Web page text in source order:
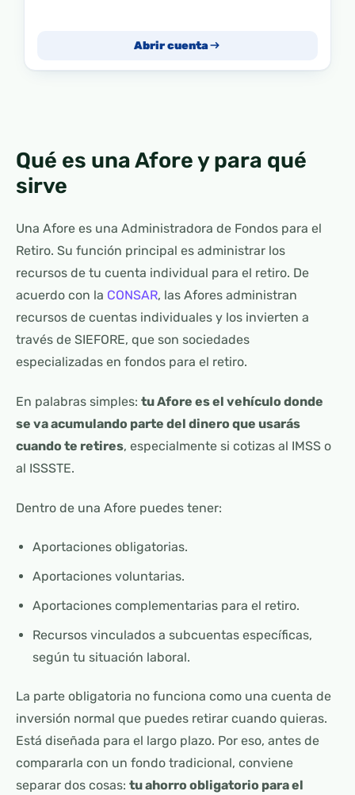
Abrir cuenta
Qué es una Afore y para qué
sirve
Una Afore es una Administradora de Fondos para el
Retiro. Su función principal es administrar los
recursos de tu cuenta individual para el retiro. De
acuerdo con la CONSAR, las Afores administran
recursos de cuentas individuales y los invierten a
través de SIEFORE, que son sociedades
especializadas en fondos para el retiro.
En palabras simples: tu Afore es el vehículo donde
se va acumulando parte del dinero que usarás
cuando te retires, especialmente si cotizas al IMSS o
al ISSSTE.
Dentro de una Afore puedes tener:
Aportaciones obligatorias.
Aportaciones voluntarias.
Aportaciones complementarias para el retiro.
Recursos vinculados a subcuentas específicas,
según tu situación laboral.
La parte obligatoria no funciona como una cuenta de
inversión normal que puedes retirar cuando quieras.
Está diseñada para el largo plazo. Por eso, antes de
compararla con un fondo tradicional, conviene
separar dos cosas: tu ahorro obligatorio para el